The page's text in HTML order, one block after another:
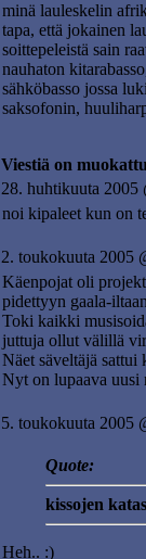
minä lauleskelin
tapa, että jokainen
soittepeleistä sain
nauhaton
sähköbasso jossa
saksofonin,
Viestiä on
28. huhtikuuta 2005
noi kipaleet kun on
2. toukokuuta 2005
Käenpojat oli
pidettyyn gaala-
Toki kaikki
juttuja ollut välillä
Näet säveltäjä sattui
Nyt on lupaava uusi
5. toukokuuta 2005
Quote:
kissojen
Heh.. :)